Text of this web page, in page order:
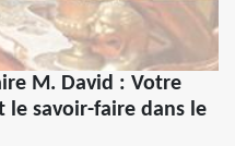
M. David : Votre
savoir-faire dans le